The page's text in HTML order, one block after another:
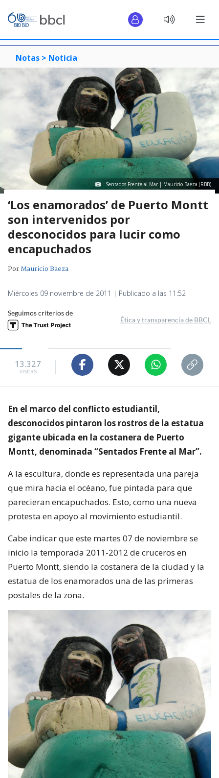
Notas > Noticia
Sentados Frente al Mar | Mauricio Baeza (RBB)
‘Los enamorados’ de Puerto Montt
son intervenidos por
desconocidos para lucir como
encapuchados
PorMauricio Baeza
Miércoles 09 noviembre de 2011 | Publicado a las 11:52
Seguimos criterios de
Ética y transparencia de BBCL
13.327
visitas
En el marco del conflicto estudiantil,
desconocidos pintaron los rostros de la estatua
gigante ubicada en la costanera de Puerto
Montt, denominada “Sentados Frente al Mar”.
A la escultura, donde es representada una pareja
que mira hacia el océano, fue pintada para que
parecieran encapuchados. Esto, como una nueva
protesta en apoyo al movimiento estudiantil.
Cabe indicar que este martes 07 de noviembre se
inicio la temporada 2011-2012 de cruceros en
Puerto Montt, siendo la costanera de la ciudad y la
estatua de los enamorados una de las primeras
postales de la zona.